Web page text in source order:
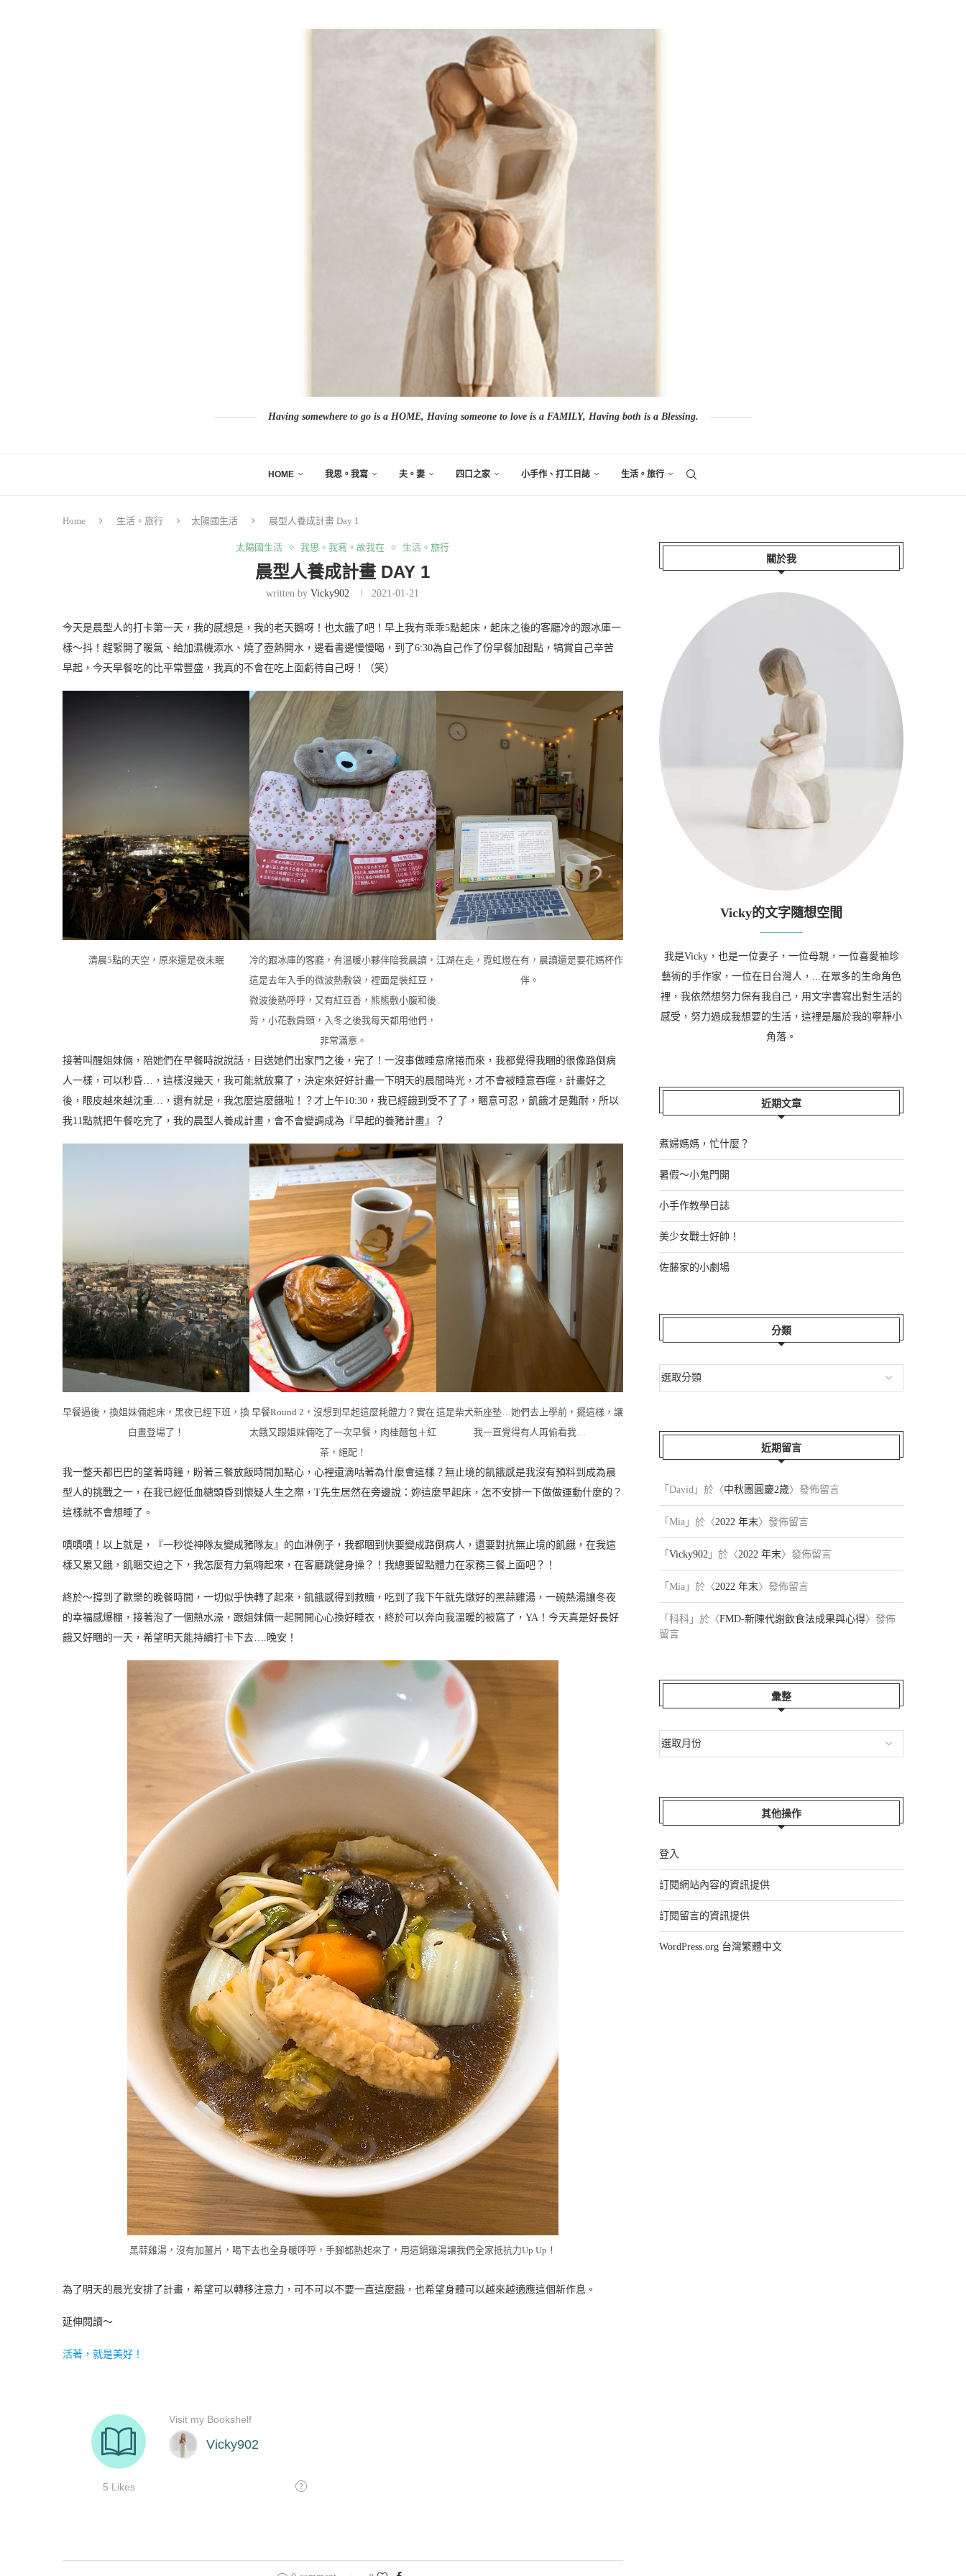
Having somewhere to go is a HOME, Having someone to love is a FAMILY, Having both is a Blessing.
HOME 我思。我寫 夫。妻 四口之家 小手作、打工日誌 生活。旅行
Home 生活。旅行 太陽國生活 晨型人養成計畫 Day 1
太陽國生活 我思。我寫。故我在 生活。旅行
晨型人養成計畫 DAY 1
written byVicky902 2021-01-21
今天是晨型人的打卡第一天，我的感想是，我的老天鵝呀！也太餓了吧！早上我有乖乖5點起床，起床之後的客廳冷的跟冰庫一
樣～抖！趕緊開了暖氣、給加濕機添水、燒了壺熱開水，邊看書邊慢慢喝，到了6:30為自己作了份早餐加甜點，犒賞自己辛苦
早起，今天早餐吃的比平常豐盛，我真的不會在吃上面虧待自己呀！（笑）
清晨5點的天空，原來還是夜未眠
冷的跟冰庫的客廳，有溫暖小夥伴陪我晨讀，
這是去年入手的微波熱敷袋，裡面是裝紅豆，
微波後熱呼呼，又有紅豆香，熊熊敷小腹和後
背，小花敷肩頸，入冬之後我每天都用他們，
非常滿意。
江湖在走，霓虹燈在有，晨讀還是要花媽杯作
伴。
接著叫醒姐妹倆，陪她們在早餐時說說話，目送她們出家門之後，完了！一沒事做睡意席捲而來，我都覺得我睏的很像路倒病
人一樣，可以秒昏…，這樣沒幾天，我可能就放棄了，決定來好好計畫一下明天的晨間時光，才不會被睡意吞噬，計畫好之
後，眼皮越來越沈重…，還有就是，我怎麼這麼餓啦！？才上午10:30，我已經餓到受不了了，睏意可忍，飢餓才是難耐，所以
我11點就把午餐吃完了，我的晨型人養成計畫，會不會變調成為『早起的養豬計畫』？
早餐過後，換姐妹倆起床，黑夜已經下班，換
白晝登場了！
早餐Round 2，沒想到早起這麼耗體力？實在
太餓又跟姐妹倆吃了一次早餐，肉桂麵包＋紅
茶，絕配！
這是柴犬新座墊…她們去上學前，擺這樣，讓
我一直覺得有人再偷看我…
我一整天都巴巴的望著時鐘，盼著三餐放飯時間加點心，心裡還滴咕著為什麼會這樣？無止境的飢餓感是我沒有預料到成為晨
型人的挑戰之一，在我已經低血糖頭昏到懷疑人生之際，T先生居然在旁邊說：妳這麼早起床，怎不安排一下做做運動什麼的？
這樣就不會想睡了。
嘖嘖嘖！以上就是，『一秒從神隊友變成豬隊友』的血淋例子，我都睏到快要變成路倒病人，還要對抗無止境的飢餓，在我這
樣又累又餓，飢睏交迫之下，我怎麼有力氣嗨起來，在客廳跳健身操？！我總要留點體力在家務三餐上面吧？！
終於～撐到了歡樂的晚餐時間，一切似乎快轉了起來，飢餓感得到救贖，吃到了我下午就先燉好的黑蒜雞湯，一碗熱湯讓冬夜
的幸福感爆棚，接著泡了一個熱水澡，跟姐妹倆一起開開心心換好睡衣，終於可以奔向我溫暖的被窩了，YA！今天真是好長好
餓又好睏的一天，希望明天能持續打卡下去….晚安！
黑蒜雞湯，沒有加薑片，喝下去也全身暖呼呼，手腳都熱起來了，用這鍋雞湯讓我們全家抵抗力Up Up！
為了明天的晨光安排了計畫，希望可以轉移注意力，可不可以不要一直這麼餓，也希望身體可以越來越適應這個新作息。
延伸閱讀～
活著，就是美好！
關於我
Vicky的文字隨想空間
我是Vicky，也是一位妻子，一位母親，一位喜愛袖珍
藝術的手作家，一位在日台灣人，...在眾多的生命角色
裡，我依然想努力保有我自己，用文字書寫出對生活的
感受，努力過成我想要的生活，這裡是屬於我的寧靜小
角落。
近期文章
煮婦媽媽，忙什麼？
暑假～小鬼門開
小手作教學日誌
美少女戰士好帥！
佐藤家的小劇場
分類
近期留言
「 David 」於〈中秋團圓慶2歲〉發佈留言
「 Mia 」於〈2022 年末〉發佈留言
「 Vicky902 」於〈2022 年末〉發佈留言
「 Mia 」於〈2022 年末〉發佈留言
「 科科 」於〈FMD-新陳代謝飲食法成果與心得〉發佈
留言
彙整
其他操作
登入
訂閱網站內容的資訊提供
訂閱留言的資訊提供
WordPress.org 台灣繁體中文